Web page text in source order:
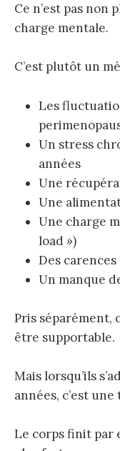
Ce n’est pas non
charge mentale.
C’est plutôt un
Les
Un stress
années
Une
Une
Une charge
load »)
Des
Un manque
Pris séparément,
être supportable.
Mais lorsqu’ils
années, c’est
Le corps finit par